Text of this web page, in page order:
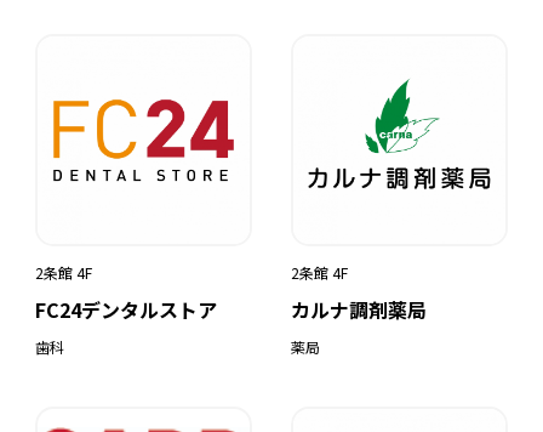
2条館 4F
FC24デンタルストア
歯科
2条館 4F
カルナ調剤薬局
薬局